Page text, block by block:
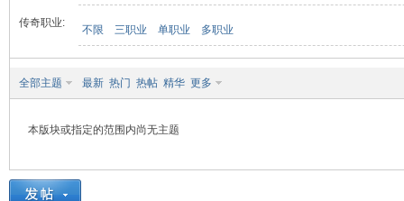
传奇职业:
不限 三职业 单职业 多职业
全部主题 最新 热门 热帖 精华 更多
本版块或指定的范围内尚无主题